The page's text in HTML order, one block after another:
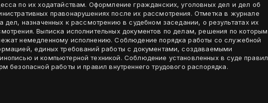
по их ходатайствам. Оформление гражданских, уголовных дел и дел об
правонарушениях после их рассмотрения. Отметка в журнале
дел, назначенных к рассмотрению в судебном заседании, о результатах их
Выписка исполнительных документов по делам, решения по которым
немедленному исполнению. Соблюдение порядка работы со служебной
единых требований работы с документами, создаваемыми
и компьютерной техникой. Соблюдение установленных в суде правил
безопасной работы и правил внутреннего трудового распорядка.